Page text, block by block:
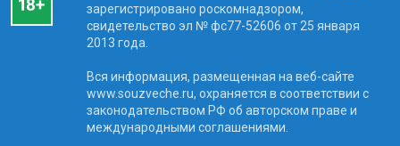
зарегистрировано роскомнадзором,
свидетельство эл № фc77-52606 от 25 января
2013 года.
Вся информация, размещенная на веб-сайте
www.souzveche.ru, охраняется в соответствии с
законодательством РФ об авторском праве и
международными соглашениями.